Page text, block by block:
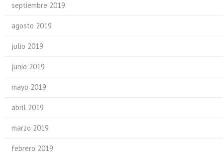
septiembre 2019
agosto 2019
julio 2019
junio 2019
mayo 2019
abril 2019
marzo 2019
febrero 2019